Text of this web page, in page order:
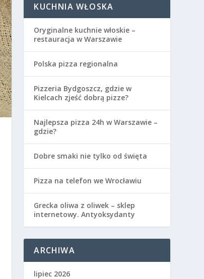
KUCHNIA WŁOSKA
Oryginalne kuchnie włoskie –
restauracja w Warszawie
Polska pizza regionalna
Pizzeria Bydgoszcz, gdzie w
Kielcach zjeść dobrą pizze?
Najlepsza pizza 24h w Warszawie –
gdzie?
Dobre smaki nie tylko od święta
Pizza na telefon we Wrocławiu
Grecka oliwa z oliwek – sklep
internetowy. Antyoksydanty
ARCHIWA
lipiec 2026